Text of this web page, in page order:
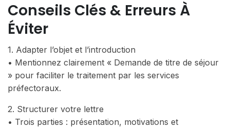
Conseils Clés & Erreurs À
Éviter
1. Adapter l’objet et l’introduction
• Mentionnez clairement « Demande de titre de séjour
» pour faciliter le traitement par les services
préfectoraux.
2. Structurer votre lettre
• Trois parties : présentation, motivations et